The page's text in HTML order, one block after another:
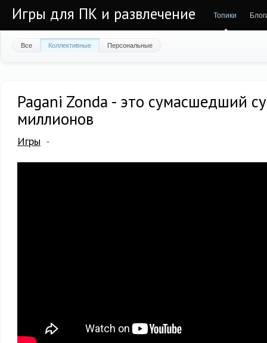
Игры для ПК и развлечение Топики
Все Коллективные Персональные
Pagani Zonda - это сумасшедший
миллионов
Игры